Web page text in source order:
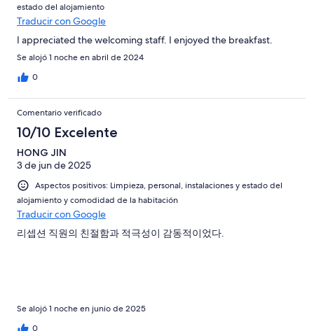
estado del alojamiento
Traducir con Google
I appreciated the welcoming staff. I enjoyed the breakfast.
Se alojó 1 noche en abril de 2024
0
Comentario verificado
10/10 Excelente
HONG JIN
3 de jun de 2025
Aspectos positivos: Limpieza, personal, instalaciones y estado del
alojamiento y comodidad de la habitación
Traducir con Google
리셉션 직원의 친절함과 적극성이 감동적이었다.
Se alojó 1 noche en junio de 2025
0